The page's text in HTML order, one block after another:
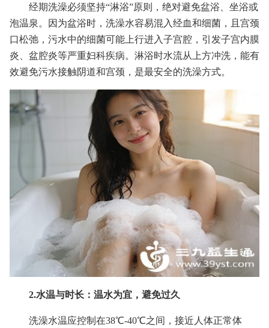
经期洗澡必须坚持“淋浴”原则，绝对避免盆浴、坐浴或
泡温泉。因为盆浴时，洗澡水容易混入经血和细菌，且宫颈
口松弛，污水中的细菌可能上行进入子宫腔，引发子宫内膜
炎、盆腔炎等严重妇科疾病。淋浴时水流从上方冲洗，能有
效避免污水接触阴道和宫颈，是最安全的洗澡方式。
2.水温与时长：温水为宜，避免过久
洗澡水温应控制在38℃-40℃之间，接近人体正常体